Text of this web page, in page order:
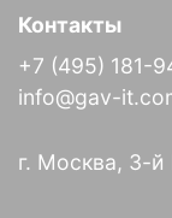
Контакты
+7 (495) 181-
info@gav-
г. Москва, 3-й